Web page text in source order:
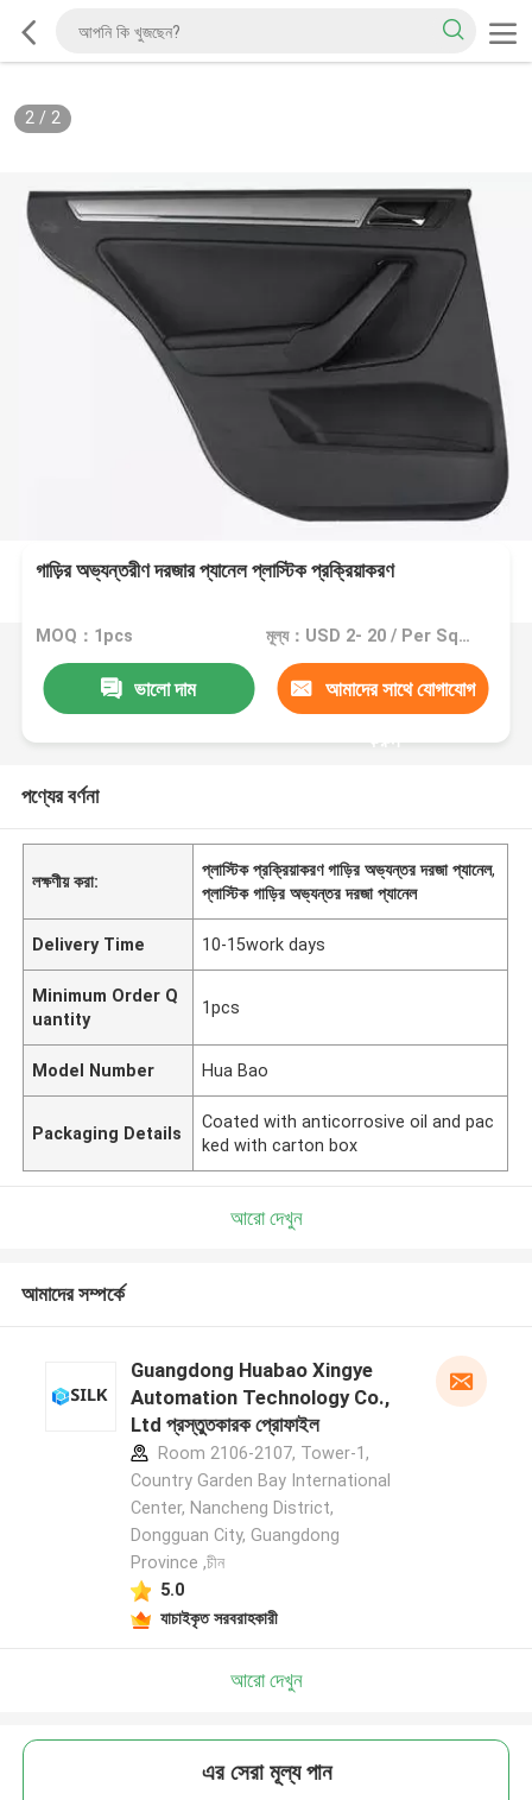
2/ 2
গাড়ির অভ্যন্তরীণ দরজার প্যানেল প্লাস্টিক প্রক্রিয়াকরণ
MOQ：1pcs মূল্য：USD 2- 20 / Per Square Meter (M2)
ভালো দাম আমাদের সাথে যোগাযোগ
করুন
পণ্যের বর্ণনা
লক্ষণীয় করা:
প্লাস্টিক প্রক্রিয়াকরণ গাড়ির অভ্যন্তর দরজা প্যানেল,
প্লাস্টিক গাড়ির অভ্যন্তর দরজা প্যানেল
Delivery Time 10-15work days
Minimum Order Q
uantity
1pcs
Model Number Hua Bao
Packaging Details
Coated with anticorrosive oil and pac
ked with carton box
আরো দেখুন
আমাদের সম্পর্কে
Guangdong Huabao Xingye
Automation Technology Co.,
Ltd প্রস্তুতকারক প্রোফাইল
Room 2106-2107, Tower-1,
Country Garden Bay International
Center, Nancheng District,
Dongguan City, Guangdong
Province ,চীন
5.0
যাচাইকৃত সরবরাহকারী
আরো দেখুন
এর সেরা মূল্য পান